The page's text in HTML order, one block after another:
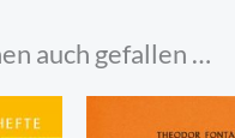
auch gefallen …